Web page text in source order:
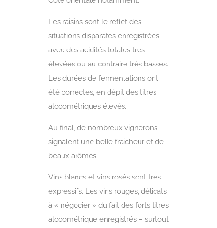
Les raisins sont le reflet des
situations disparates enregistrées
avec des acidités totales très
élevées ou au contraire très basses.
Les durées de fermentations ont
été correctes, en dépit des titres
alcoométriques élevés.
Au final, de nombreux vignerons
signalent une belle fraicheur et de
beaux arômes.
Vins blancs et vins rosés sont très
expressifs. Les vins rouges, délicats
à « négocier » du fait des forts titres
alcoométrique enregistrés – surtout